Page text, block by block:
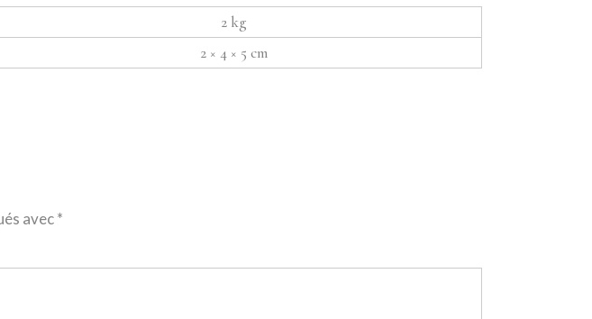
2 kg
2 × 4 × 5 cm
avec*